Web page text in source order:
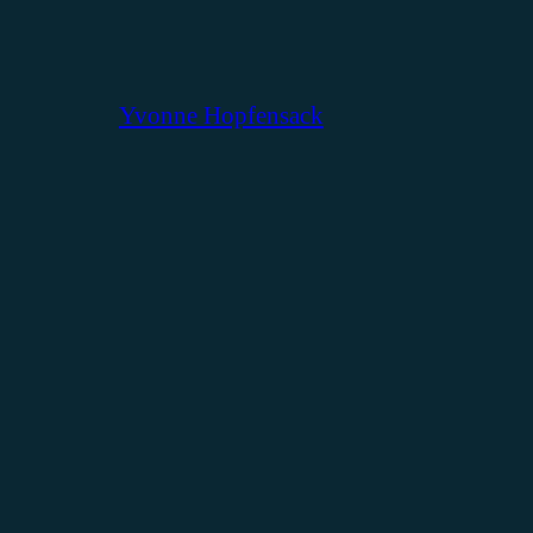
Yvonne Hopfensack